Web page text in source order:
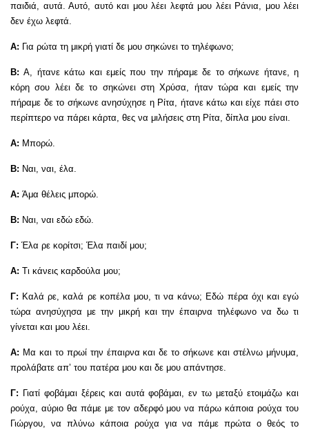
παιδιά, αυτά. Αυτό, αυτό και μου λέει λεφτά μου λέει Ράνια, μου λέει
δεν έχω λεφτά.
Α: Για ρώτα τη μικρή γιατί δε μου σηκώνει το τηλέφωνο;
Β: Α, ήτανε κάτω και εμείς που την πήραμε δε το σήκωνε ήτανε, η
κόρη σου λέει δε το σηκώνει στη Χρύσα, ήταν τώρα και εμείς την
πήραμε δε το σήκωνε ανησύχησε η Ρίτα, ήτανε κάτω και είχε πάει στο
περίπτερο να πάρει κάρτα, θες να μιλήσεις στη Ρίτα, δίπλα μου είναι.
Α: Μπορώ.
Β: Ναι, ναι, έλα.
Α: Άμα θέλεις μπορώ.
Β: Ναι, ναι εδώ εδώ.
Γ: Έλα ρε κορίτσι; Έλα παιδί μου;
Α: Τι κάνεις καρδούλα μου;
Γ: Καλά ρε, καλά ρε κοπέλα μου, τι να κάνω; Εδώ πέρα όχι και εγώ
τώρα ανησύχησα με την μικρή και την έπαιρνα τηλέφωνο να δω τι
γίνεται και μου λέει.
Α: Μα και το πρωί την έπαιρνα και δε το σήκωνε και στέλνω μήνυμα,
προλάβατε απ’ του πατέρα μου και δε μου απάντησε.
Γ: Γιατί φοβάμαι ξέρεις και αυτά φοβάμαι, εν τω μεταξύ ετοιμάζω και
ρούχα, αύριο θα πάμε με τον αδερφό μου να πάρω κάποια ρούχα του
Γιώργου, να πλύνω κάποια ρούχα για να πάμε πρώτα ο θεός το